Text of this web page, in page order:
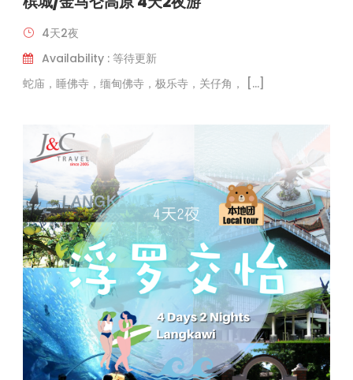
4天2夜
Availability : 等待更新
蛇庙，睡佛寺，缅甸佛寺，极乐寺，关仔角， […]